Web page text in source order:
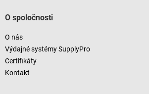
O spoločnosti
O nás
Výdajné systémy SupplyPro
Certifikáty
Kontakt